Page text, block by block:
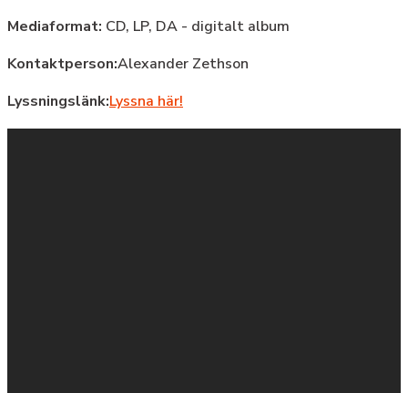
Mediaformat: CD, LP, DA - digitalt album
Kontaktperson:Alexander Zethson
Lyssningslänk:Lyssna här!